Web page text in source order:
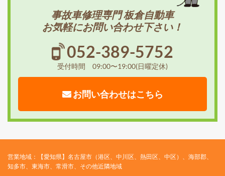
事故車修理専門 板倉自動車
お気軽にお問い合わせ下さい！
052-389-5752
受付時間 09:00〜19:00(日曜定休)
お問い合わせはこちら
営業地域：【愛知県】名古屋市（港区、中川区、熱田区、中区）、海部郡、
知多市、東海市、常滑市、その他近隣地域